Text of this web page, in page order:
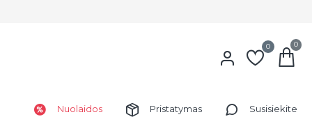
0 0
Nuolaidos Pristatymas Susisiekite